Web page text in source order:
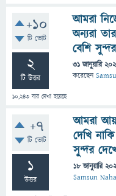
+10
টি ভোট
2
টি উত্তর
10,243 বার দেখা হয়েছে
আমরা
অন্যরা
বেশি
31 জানুয়ারি
করেছেন
+7
টি ভোট
1
উত্তর
আমরা
দেখি
সুন্দর
18 জানুয়ারি
Samsun